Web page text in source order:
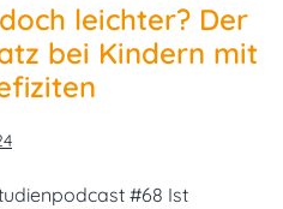
leichter? Der
bei Kindern mit
#68 Ist